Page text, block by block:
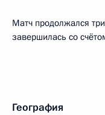
Матч продолжался
завершилась со
География